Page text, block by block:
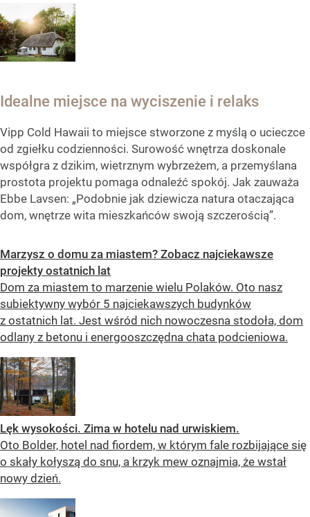
Idealne miejsce na wyciszenie i relaks
Vipp Cold Hawaii to miejsce stworzone z myślą o ucieczce
od zgiełku codzienności. Surowość wnętrza doskonale
współgra z dzikim, wietrznym wybrzeżem, a przemyślana
prostota projektu pomaga odnaleźć spokój. Jak zauważa
Ebbe Lavsen: „Podobnie jak dziewicza natura otaczająca
dom, wnętrze wita mieszkańców swoją szczerością”.
Marzysz o domu za miastem? Zobacz najciekawsze
projekty ostatnich lat
Dom za miastem to marzenie wielu Polaków. Oto nasz
subiektywny wybór 5 najciekawszych budynków
z ostatnich lat. Jest wśród nich nowoczesna stodoła, dom
odlany z betonu i energooszczędna chata podcieniowa.
Lęk wysokości. Zima w hotelu nad urwiskiem.
Oto Bolder, hotel nad fiordem, w którym fale rozbijające się
o skały kołyszą do snu, a krzyk mew oznajmia, że wstał
nowy dzień.